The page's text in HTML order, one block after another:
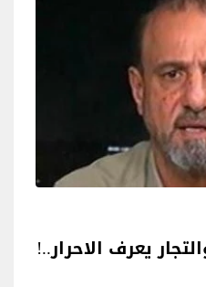
يعرف الاحرار..!